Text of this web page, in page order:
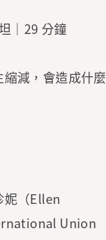
｜29 分鐘
減，會造成什麼
妮（Ellen
Union